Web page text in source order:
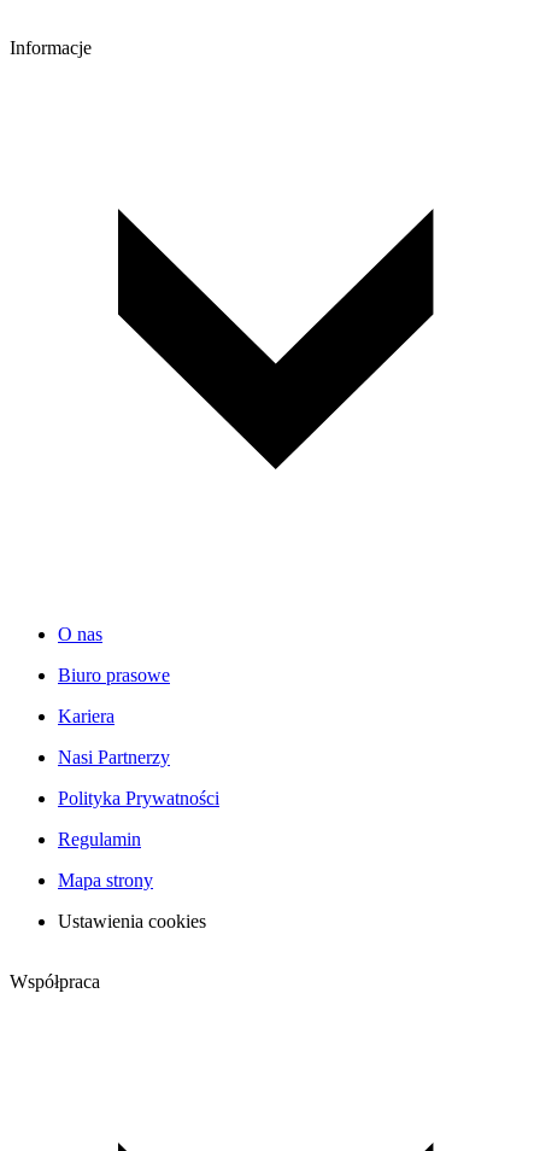
Informacje
O nas
Biuro prasowe
Kariera
Nasi Partnerzy
Polityka Prywatności
Regulamin
Mapa strony
Ustawienia cookies
Współpraca